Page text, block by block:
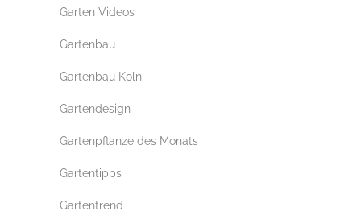
Garten Videos
Gartenbau
Gartenbau Köln
Gartendesign
Gartenpflanze des Monats
Gartentipps
Gartentrend